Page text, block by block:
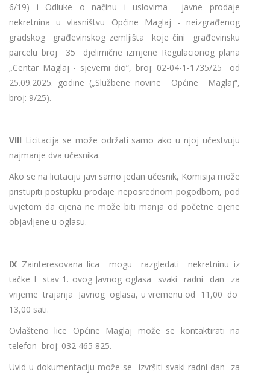
6/19) i Odluke o načinu i uslovima javne prodaje
nekretnina u vlasništvu Općine Maglaj - neizgrađenog
gradskog građevinskog zemljišta koje čini građevinsku
parcelu broj 35 djelimične izmjene Regulacionog plana
„Centar Maglaj - sjeverni dio“, broj: 02-04-1-1735/25 od
25.09.2025. godine („Službene novine Općine Maglaj“,
broj: 9/25).
VIII Licitacija se može održati samo ako u njoj učestvuju
najmanje dva učesnika.
Ako se na licitaciju javi samo jedan učesnik, Komisija može
pristupiti postupku prodaje neposrednom pogodbom, pod
uvjetom da cijena ne može biti manja od početne cijene
objavljene u oglasu.
IX Zainteresovana lica mogu razgledati nekretninu iz
tačke I stav 1. ovog Javnog oglasa svaki radni dan za
vrijeme trajanja Javnog oglasa, u vremenu od 11,00 do
13,00 sati.
Ovlašteno lice Općine Maglaj može se kontaktirati na
telefon broj: 032 465 825.
Uvid u dokumentaciju može se izvršiti svaki radni dan za